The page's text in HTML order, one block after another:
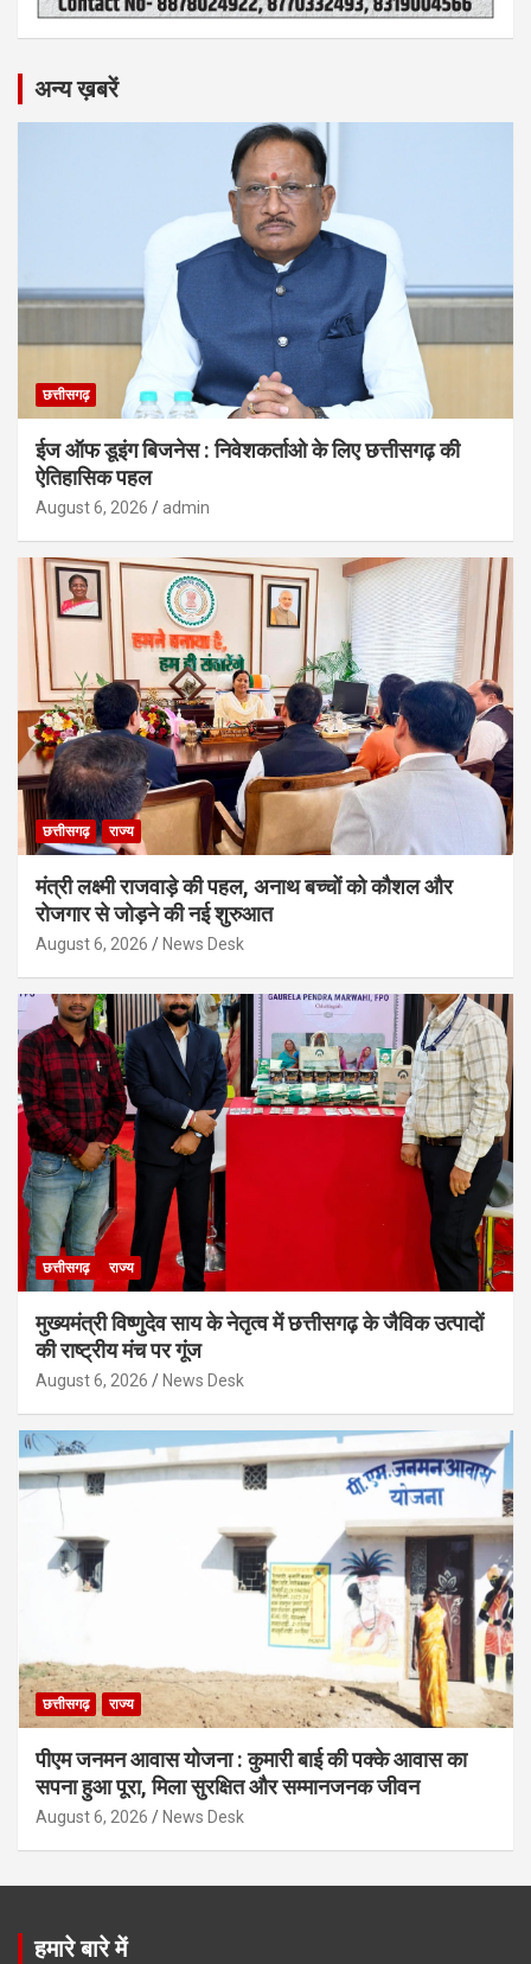
अन्य ख़बरें
छत्तीसगढ़
ईज ऑफ डूइंग बिजनेस : निवेशकर्ताओ के लिए छत्तीसगढ़ की
ऐतिहासिक पहल
August 6, 2026 admin
छत्तीसगढ़ राज्य
मंत्री लक्ष्मी राजवाड़े की पहल, अनाथ बच्चों को कौशल और
रोजगार से जोड़ने की नई शुरुआत
August 6, 2026 News Desk
छत्तीसगढ़ राज्य
मुख्यमंत्री विष्णुदेव साय के नेतृत्व में छत्तीसगढ़ के जैविक उत्पादों
की राष्ट्रीय मंच पर गूंज
August 6, 2026 News Desk
छत्तीसगढ़ राज्य
पीएम जनमन आवास योजना : कुमारी बाई की पक्के आवास का
सपना हुआ पूरा, मिला सुरक्षित और सम्मानजनक जीवन
August 6, 2026 News Desk
हमारे बारे में